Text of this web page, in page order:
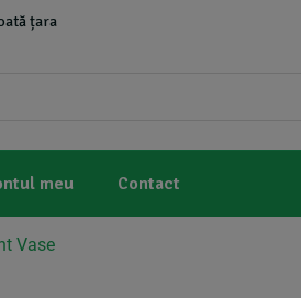
țara
meu Contact
Vase